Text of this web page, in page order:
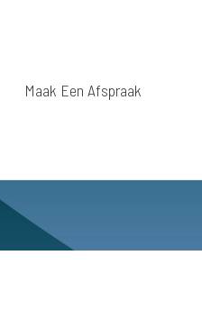
Maak Een Afspraak